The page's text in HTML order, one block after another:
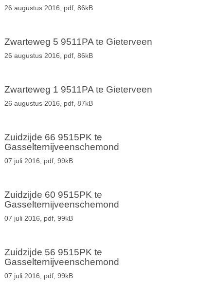
26 augustus 2016, pdf, 86kB
Zwarteweg 5 9511PA te Gieterveen
26 augustus 2016, pdf, 86kB
Zwarteweg 1 9511PA te Gieterveen
26 augustus 2016, pdf, 87kB
Zuidzijde 66 9515PK te
Gasselternijveenschemond
07 juli 2016, pdf, 99kB
Zuidzijde 60 9515PK te
Gasselternijveenschemond
07 juli 2016, pdf, 99kB
Zuidzijde 56 9515PK te
Gasselternijveenschemond
07 juli 2016, pdf, 99kB